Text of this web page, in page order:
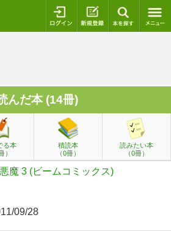
ログイン 新規登録
んだ本 (14冊)
る本
）
積読本
（0冊）
読みたい本
（0冊）
魔 3 (ビームコミックス)
09/28